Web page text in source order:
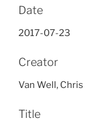
Date
2017-07-23
Creator
Van Well, Chris
Title